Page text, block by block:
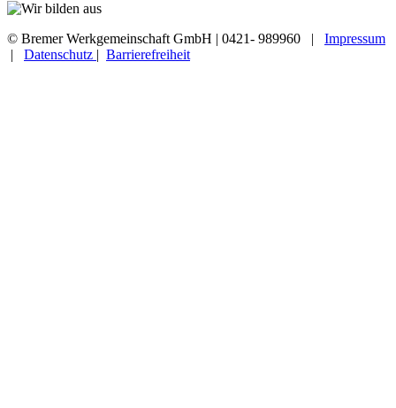
© Bremer Werkgemeinschaft GmbH | 0421- 989960 | Impressum
| Datenschutz | Barrierefreiheit